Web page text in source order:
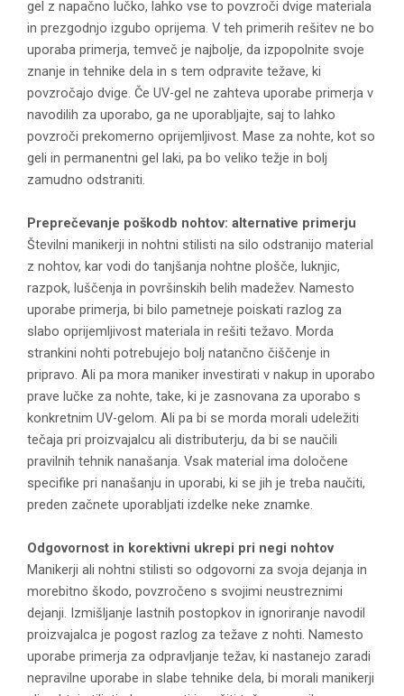
gel z napačno lučko, lahko vse to povzroči dvige materiala
in prezgodnjo izgubo oprijema. V teh primerih rešitev ne bo
uporaba primerja, temveč je najbolje, da izpopolnite svoje
znanje in tehnike dela in s tem odpravite težave, ki
povzročajo dvige. Če UV-gel ne zahteva uporabe primerja v
navodilih za uporabo, ga ne uporabljajte, saj to lahko
povzroči prekomerno oprijemljivost. Mase za nohte, kot so
geli in permanentni gel laki, pa bo veliko težje in bolj
zamudno odstraniti.
Preprečevanje poškodb nohtov: alternative primerju
Številni manikerji in nohtni stilisti na silo odstranijo material
z nohtov, kar vodi do tanjšanja nohtne plošče, luknjic,
razpok, luščenja in površinskih belih madežev. Namesto
uporabe primerja, bi bilo pametneje poiskati razlog za
slabo oprijemljivost materiala in rešiti težavo. Morda
strankini nohti potrebujejo bolj natančno čiščenje in
pripravo. Ali pa mora maniker investirati v nakup in uporabo
prave lučke za nohte, take, ki je zasnovana za uporabo s
konkretnim UV-gelom. Ali pa bi se morda morali udeležiti
tečaja pri proizvajalcu ali distributerju, da bi se naučili
pravilnih tehnik nanašanja. Vsak material ima določene
specifike pri nanašanju in uporabi, ki se jih je treba naučiti,
preden začnete uporabljati izdelke neke znamke.
Odgovornost in korektivni ukrepi pri negi nohtov
Manikerji ali nohtni stilisti so odgovorni za svoja dejanja in
morebitno škodo, povzročeno s svojimi neustreznimi
dejanji. Izmišljanje lastnih postopkov in ignoriranje navodil
proizvajalca je pogost razlog za težave z nohti. Namesto
uporabe primerja za odpravljanje težav, ki nastanejo zaradi
nepravilne uporabe in slabe tehnike dela, bi morali manikerji